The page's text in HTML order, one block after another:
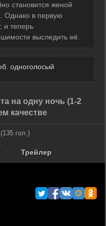
становится женой
Однако в первую
и теперь
выследить её.
одноголосый
на одну ночь (1-2
качестве
135гол.)
Трейлер